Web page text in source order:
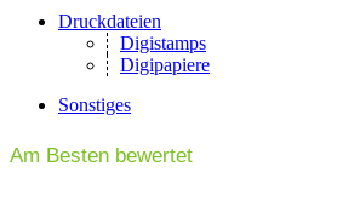
Druckdateien
Digistamps
Digipapiere
Sonstiges
Am Besten bewertet